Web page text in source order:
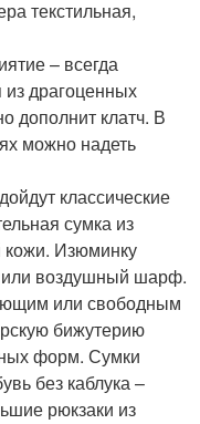
текстильная,
– всегда
драгоценных
дополнит клатч. В
можно надеть
классические
сумка из
кожи. Изюминку
или воздушный шарф.
или свободным
бижутерию
форм. Сумки
без каблука –
рюкзаки из